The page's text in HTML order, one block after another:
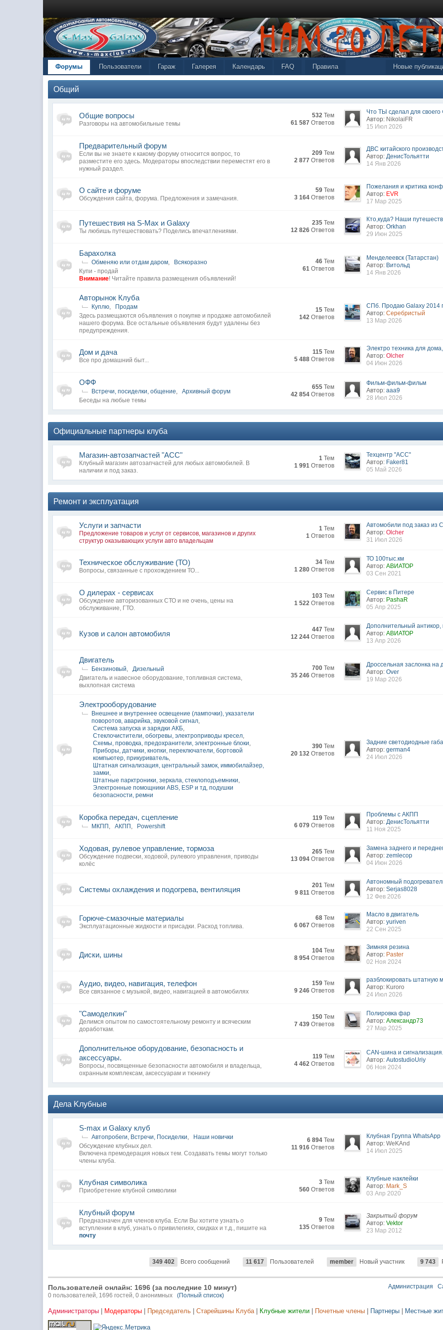
Новые
FAQ Правила
Форумы Пользователи Гараж Галерея Календарь
Общий
Общие вопросы
Разговоры на автомобильные темы
532 Тем
61 587 Ответов
Что ТЫ сделал для своего
Автор: NikolaiFR
15 Июл 2026
Предварительный форум
Если вы не знаете к какому форуму относится вопрос, то
разместите его здесь. Модераторы впоследствии переместят его в
нужный раздел.
209 Тем
2 877 Ответов
ДВС китайского
Автор:ДенисТольятти
14 Янв 2026
О сайте и форуме
Обсуждения сайта, форума. Предложения и замечания.
59 Тем
3 164 Ответов
Пожелания и критика
Автор: EVR
17 Мар 2025
Путешествия на S-Max и Galaxy
Ты любишь путешествовать? Поделись впечатлениями.
235 Тем
12 826 Ответов
Кто,куда? Наши
Автор:Orkhan
29 Июн 2025
Барахолка
Обменяю или отдам даром,
Всякоразно
Купи - продай
Внимание! Читайте правила размещения объявлений!
46 Тем
61 Ответов
Менделеевск (Татарстан)
Автор: Витольд
14 Янв 2026
Авторынок Клуба
Куплю,
Продам
Здесь размещаются объявления о покупке и продаже автомобилей
нашего форума. Все остальные объявления будут удалены без
предупреждения.
15 Тем
142 Ответов
СПб. Продаю Galaxy 2014
Автор:Серебристый
13 Мар 2026
Дом и дача
Все про домашний быт...
115 Тем
5 488 Ответов
Электро техника для
Автор:Olcher
04 Июн 2026
ОФФ
Встречи, посиделки, общение,
Архивный форум
Беседы на любые темы
655 Тем
42 854 Ответов
Фильм-фильм-фильм
Автор:aaa9
28 Июл 2026
Официальные партнеры клуба
Магазин-автозапчастей "АСС"
Клубный магазин автозапчастей для любых автомобилей. В
наличии и под заказ.
1 Тем
1 991 Ответов
Техцентр "АСС"
Автор: Faker81
05 Май 2026
Ремонт и эксплуатация
Услуги и запчасти
Предложение товаров и услуг от сервисов, магазинов и других
структур оказывающих услуги авто владельцам
1 Тем
1 Ответов
Автомобили под заказ из
Автор:Olcher
31 Июл 2026
Техническое обслуживание (ТО)
Вопросы, связанные с прохождением ТО...
34 Тем
1 280 Ответов
ТО 100тыс.км
Автор:АВИАТОР
03 Сен 2021
О дилерах - сервисах
Обсуждение авторизованных СТО и не очень, цены на
обслуживание, ГТО.
103 Тем
1 522 Ответов
Сервис в Питере
Автор: PashaR
05 Апр 2025
Кузов и салон автомобиля 447 Тем
12 244 Ответов
Дополнительный антикор,
Автор:АВИАТОР
13 Апр 2026
Двигатель
Бензиновый,
Дизельный
Двигатель и навесное оборудование, топливная система,
выхлопная система
700 Тем
35 246 Ответов
Дроссельная заслонка на
Автор:Over
19 Мар 2026
Электрооборудование
Внешнее и внутреннее освещение (лампочки), указатели
поворотов, аварийка, звуковой сигнал,
Система запуска и зарядки АКБ,
Стеклочистители, обогревы, электроприводы кресел,
Схемы, проводка, предохранители, электронные блоки,
Приборы, датчики, кнопки, переключатели, бортовой
компьютер, прикуриватель,
Штатная сигнализация, центральный замок, иммобилайзер,
замки,
Штатные парктроники, зеркала, стеклоподъемники,
Электронные помощники ABS, ESP и тд, подушки
безопасности, ремни
390 Тем
20 132 Ответов
Задние светодиодные
Автор:german4
24 Июл 2026
Коробка передач, сцепление
МКПП, АКПП, Powershift
119 Тем
6 079 Ответов
Проблемы с АКПП
Автор:ДенисТольятти
11 Ноя 2025
Ходовая, рулевое управление, тормоза
Обсуждение подвески, ходовой, рулевого управления, приводы
колёс
265 Тем
13 094 Ответов
Замена заднего и
Автор:zemlecop
04 Июн 2026
Системы охлаждения и подогрева, вентиляция 201 Тем
9 811 Ответов
Автономный
Автор:Serjas8028
12 Фев 2026
Горюче-смазочные материалы
Эксплуатационные жидкости и присадки. Расход топлива.
68 Тем
6 067 Ответов
Масло в двигатель
Автор:yuriven
22 Сен 2025
Диски, шины 104 Тем
8 954 Ответов
Зимняя резина
Автор: Paster
02 Ноя 2024
Аудио, видео, навигация, телефон
Все связанное с музыкой, видео, навигацией в автомобилях
159 Тем
9 246 Ответов
разблокировать штатную
Автор: Kuroro
24 Июл 2026
"Самоделкин"
Делимся опытом по самостоятельному ремонту и всяческим
доработкам.
150 Тем
7 439 Ответов
Полировка фар
Автор:Александр73
27 Мар 2025
Дополнительное оборудование, безопасность и
аксессуары.
Вопросы, посвященные безопасности автомобиля и владельца,
охранным комплексам, аксессуарам и тюнингу
119 Тем
4 462 Ответов
CAN-шина и сигнализация.
Автор:AutostudioUriy
06 Ноя 2024
Дела Kлубные
S-max и Galaxy клуб
Автопробеги, Встречи, Посиделки,
Наши новички
Обсуждение клубных дел.
Включена премодерация новых тем. Создавать темы могут только
члены клуба.
6 894 Тем
11 916 Ответов
Клубная Группа WhatsApp
Автор:WeKAnd
14 Июл 2025
Клубная символика
Приобретение клубной символики
3 Тем
560 Ответов
Клубные наклейки
Автор: Mark_S
03 Апр 2020
Клубный форум
Предназначен для членов клуба. Если Вы хотите узнать о
вступлении в клуб, узнать о привилегиях, скидках и т.д., пишите на
почту
9 Тем
135 Ответов
Закрытый форум
Автор:Vektor
23 Мар 2012
349 402 Всего сообщений 11 617 Пользователей member Новый участник 9 743
Администрация
Пользователей онлайн: 1696 (за последние 10 минут)
0 пользователей, 1696 гостей, 0 анонимных(Полный список)
Администраторы Модераторы Председатель |Старейшины Клуба Клубные жители Почетные члены Партнеры Местные